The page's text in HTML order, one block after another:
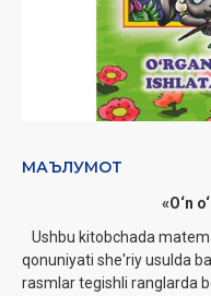
МАЪЛУМОТ
«O‘n
Ushbu kitobchada
qonuniyati she'riy usulda
rasmlar tegishli ranglarda